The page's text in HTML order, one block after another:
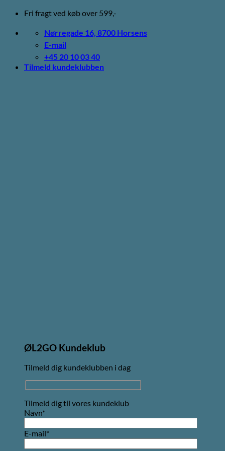
Fortsæt
indhold
Fri fragt ved køb over 599,-
Nørregade 16, 8700 Horsens
E-mail
+45 20 10 03 40
Tilmeld kundeklubben
ØL2GO Kundeklub
Tilmeld dig kundeklubben i dag
Tilmeld dig til vores kundeklub
Navn*
E-mail*